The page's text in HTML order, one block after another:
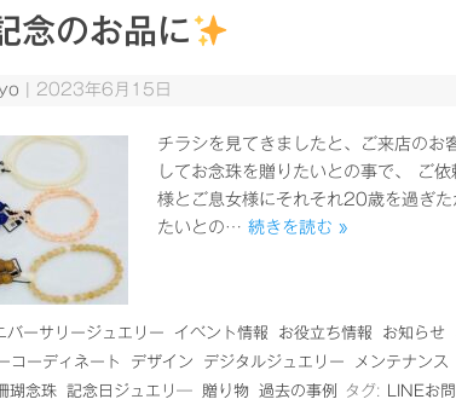
念のお品に
2023年6月15日
チラシを見てきましたと、ご来店のお
してお念珠を贈りたいとの事で、
様とご息女様にそれそれ20歳を過ぎ
たいとの… 続きを読む »
バーサリージュエリー イベント情報 お役立ち情報 お知らせ
コーディネート デザイン デジタルジュエリー メンテナンス
瑚念珠 記念日ジュエリ― 贈り物 過去の事例 タグ: LINEお